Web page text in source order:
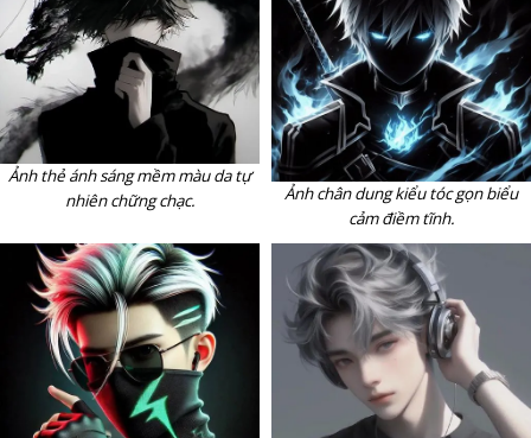
Ảnh thẻ ánh sáng mềm màu da tự
nhiên chững chạc.
Ảnh chân dung kiểu tóc gọn biểu
cảm điềm tĩnh.